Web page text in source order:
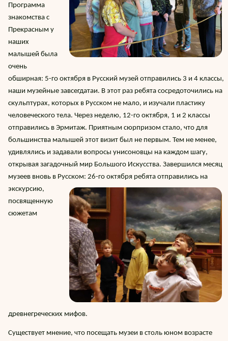
Программа
знакомства с
Прекрасным у
наших
малышей была
очень
обширная: 5-го октября в Русский музей отправились 3 и 4 классы,
наши музейные завсегдатаи. В этот раз ребята сосредоточились на
скульптурах, которых в Русском не мало, и изучали пластику
человеческого тела. Через неделю, 12-го октября, 1 и 2 классы
отправились в Эрмитаж. Приятным сюрпризом стало, что для
большинства малышей этот визит был не первым. Тем не менее,
удивлялись и задавали вопросы унисоновцы на каждом шагу,
открывая загадочный мир Большого Искусства. Завершился месяц
музеев вновь в Русском: 26-го октября ребята отправились на
экскурсию,
посвященную
сюжетам
древнегреческих мифов.
Существует мнение, что посещать музеи в столь юном возрасте